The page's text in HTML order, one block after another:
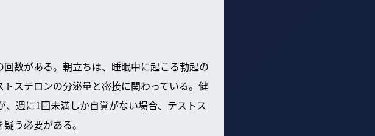
数がある。朝立ちは、睡眠中に起こる勃起の
ステロンの分泌量と密接に関わっている。健
週に1回未満しか自覚がない場合、テストス
う必要がある。